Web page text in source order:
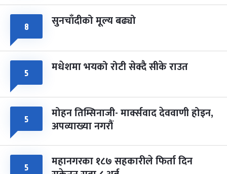
८ सुनचाँदीको मूल्य बढ्यो
५ मधेशमा भयको रोटी सेक्दै सीके राउत
५ मोहन तिम्सिनाजी- मार्क्सवाद देववाणी होइन,
अपव्याख्या नगरौं
५ महानगरका १८७ सहकारीले फिर्ता दिन